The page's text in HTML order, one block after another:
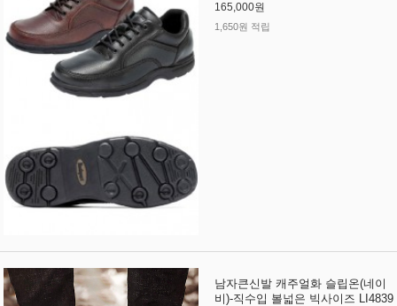
165,000원
1,650원 적립
남자큰신발 캐주얼화 슬립온(네이
비)-직수입 볼넓은 빅사이즈 LI4839